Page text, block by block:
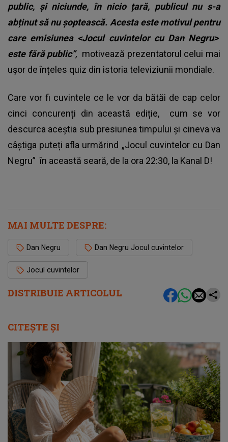
DISTRIBUIE ARTICOLUL
public, și niciunde, în nicio țară, publicul nu s-a
abținut să nu șoptească. Acesta este motivul pentru
care emisiunea <Jocul cuvintelor cu Dan Negru>
este fără public”, motivează prezentatorul celui mai
ușor de înțeles quiz din istoria televiziunii mondiale.
Care vor fi cuvintele ce le vor da bătăi de cap celor
cinci concurenți din această ediție, cum se vor
descurca aceștia sub presiunea timpului și cineva va
câștiga puteți afla urmărind „Jocul cuvintelor cu Dan
Negru” în această seară, de la ora 22:30, la Kanal D!
MAI MULTE DESPRE:
Dan Negru Dan Negru Jocul cuvintelor
Jocul cuvintelor
CITEȘTE ȘI